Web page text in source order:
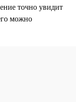
точно увидит
можно